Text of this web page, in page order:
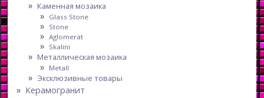
Каменная мозаика
Glass Stone
Stone
Aglomerat
Skalini
Металлическая мозаика
Metall
Эксклюзивные товары
Керамогранит